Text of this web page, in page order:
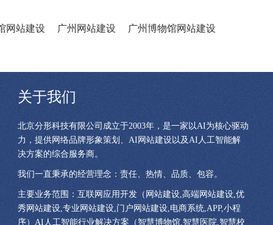
网站建设 广州网站建设 广州博物馆网站建设
关于我们
北京分形科技有限公司成立于2003年，是一家以AI为核心驱动
力，提供网络品牌形象策划、AI网站建设以及AI人工智能解
决方案的综合服务商。
我们一直秉承的经营理念：责任、热情、品质、包容。
主要业务范围：互联网应用开发（网站建设,高端网站建设,优
秀网站建设,专业网站建设,门户网站建设,电商系统,APP,小程
序）AI人工智能行业解决方案（智慧博物馆,智慧医院,智慧校